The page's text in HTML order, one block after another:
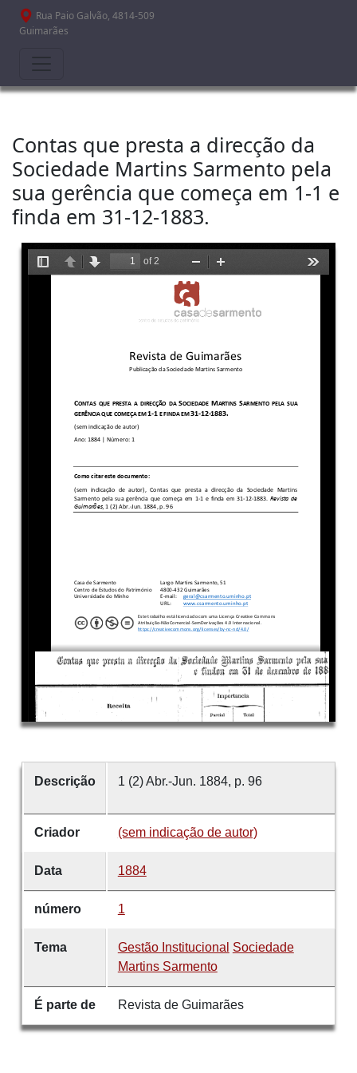
Passar para o conteúdo principal
Rua Paio Galvão, 4814-509
Guimarães
Contas que presta a direcção da
Sociedade Martins Sarmento pela
sua gerência que começa em 1-1 e
finda em 31-12-1883.
Descrição 1 (2) Abr.-Jun. 1884, p. 96
Criador (sem indicação de autor)
Data 1884
número 1
Tema Gestão Institucional Sociedade
Martins Sarmento
É parte de Revista de Guimarães